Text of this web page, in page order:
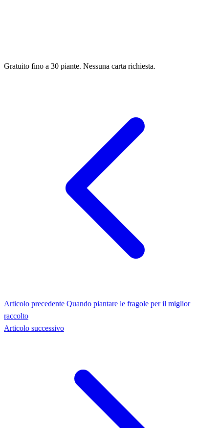
Gratuito fino a 30 piante. Nessuna carta richiesta.
Articolo precedente Quando piantare le fragole per il miglior
raccolto
Articolo successivo